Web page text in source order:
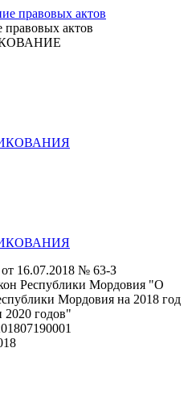
актов
16.07.2018 № 63-З
Республики Мордовия "О
Мордовия на 2018 год
2020 годов"